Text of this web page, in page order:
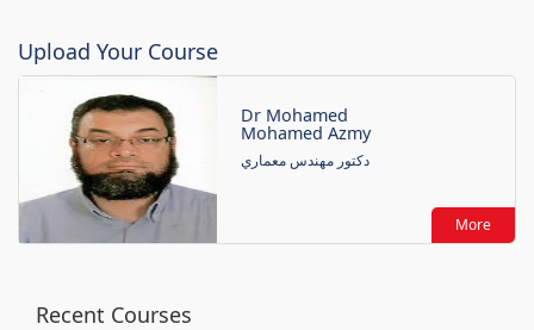
Upload Your Course
Dr Mohamed
Mohamed Azmy
دكتور مهندس معماري
More
Recent Courses